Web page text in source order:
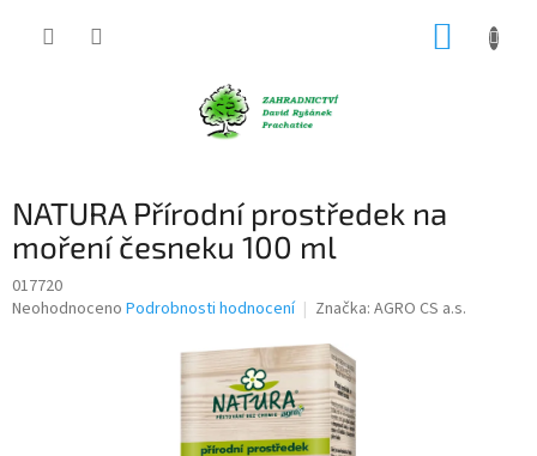
NATURA Přírodní prostředek na
moření česneku 100 ml
017720
Průměrné
Neohodnoceno Podrobnosti hodnocení Značka: AGRO CS a.s.